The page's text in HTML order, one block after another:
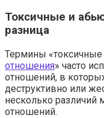
Токсичные и
разница
Термины «токсичные
отношения» часто
отношений, в
деструктивно или
несколько
отношений.